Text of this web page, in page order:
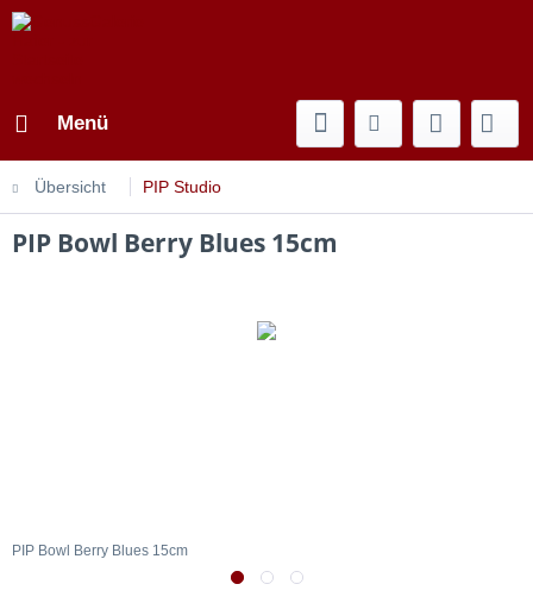
Menü
Übersicht PIP Studio
PIP Bowl Berry Blues 15cm
PIP Bowl Berry Blues 15cm